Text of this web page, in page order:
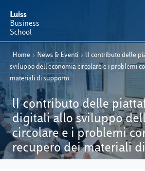
Luiss
Business
School
Offerta Formativa
Perché Luiss Business School
Faculty & Ricerca
News & Eventi
Home › News & Eventi › lI contributo delle
sviluppo dell’economia circolare e i problemi
materiali di supporto
lI contributo delle
digitali allo sviluppo
circolare e i problemi
recupero dei materiali